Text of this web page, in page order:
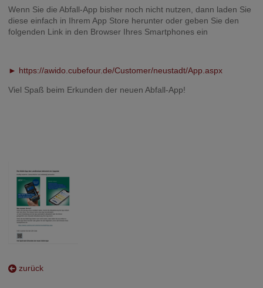
Wenn Sie die Abfall-App bisher noch nicht nutzen, dann laden Sie
diese einfach in Ihrem App Store herunter oder geben Sie den
folgenden Link in den Browser Ihres Smartphones ein
► https://awido.cubefour.de/Customer/neustadt/App.aspx
Viel Spaß beim Erkunden der neuen Abfall-App!
zurück